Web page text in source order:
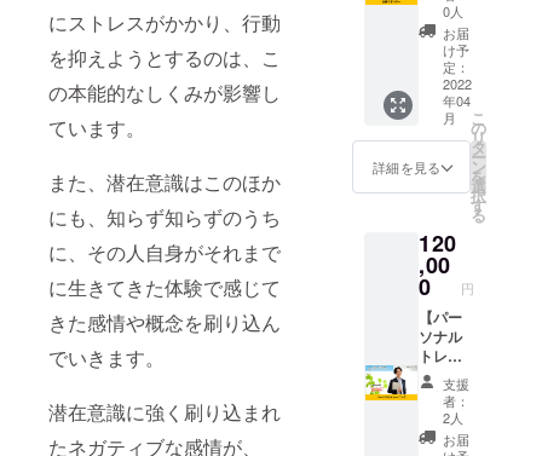
にストレスがかかり、行動
を抑えようとするのは、こ
の本能的なしくみが影響し
ています。
また、潜在意識はこのほか
にも、知らず知らずのうち
に、その人自身がそれまで
に生きてきた体験で感じて
きた感情や概念を刷り込ん
でいきます。
潜在意識に強く刷り込まれ
たネガティブな感情が、
善
で調整
いたし
ます。
※対面の
場合は
首都圏
（1都7
県）で
貸し会
させて
いただ
きま
会場手
配及び
会場費
用、会
場まで
の交通
費は自
アルを1
回（90
分）お
こない
ます。
対面ま
たはオ
ンライ
ンでマ
ます。
通常1年
契約で
のみの
コース
になり
ます
が、ク
ラウド
ファン
ディン
トレー
ニング
の企業
スポン
サーに
なれる
権利で
す。 HP
に企業
スポン
業ロゴ
とホー
ムペー
ジのリ
ンクを
掲載さ
せてい
ただき
ます。
あなた
の企業
0人
お届
け予
定：
2022
年04
月
詳細を見る
こ
の
リ
タ
ー
ン
を
選
択
す
る
120
,00
0 円
【パー
ソナル
トレー
ニン
グ】 対
面また
はオン
支援
者：
2人
お届